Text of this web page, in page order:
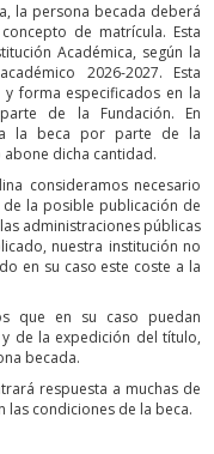
la persona becada deberá
de matrícula. Esta
Académica, según la
2026-2027. Esta
forma especificados en la
de la Fundación. En
la beca por parte de la
dicha cantidad.
consideramos necesario
la posible publicación de
administraciones públicas
nuestra institución no
en su caso este coste a la
que en su caso puedan
de la expedición del título,
becada.
respuesta a muchas de
las condiciones de la beca.